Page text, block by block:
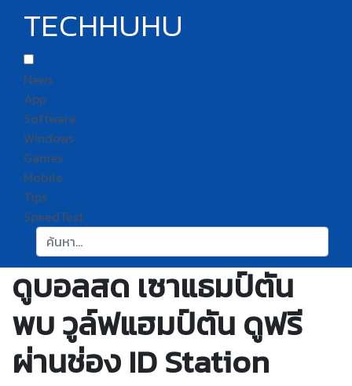
TECHHUHU
News
App
Software
Windows
Games
Mobile
Tips
SpeedTest
ค้นหา:
ดูบอลสด เซาแธมป์ตัน
พบ วูล์ฟแฮมป์ตัน ดูฟรี
ผ่านช่อง ID Station